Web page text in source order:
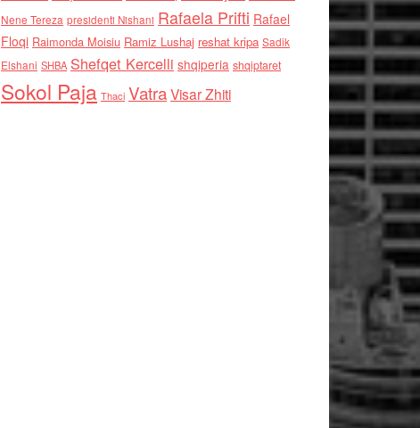
Nene Tereza presidenti Nishani Rafaela Prifti Rafael
Floqi Raimonda Moisiu Ramiz Lushaj reshat kripa Sadik
Elshani SHBA Shefqet Kercelli shqiperia shqiptaret
Sokol Paja Thaci VatraVisar Zhiti